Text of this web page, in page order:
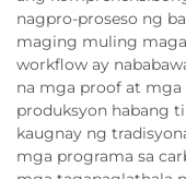
nagpro-proseso ng
maging muling
workflow ay
na mga proof at mga
produksyon habang
kaugnay ng
mga programa sa